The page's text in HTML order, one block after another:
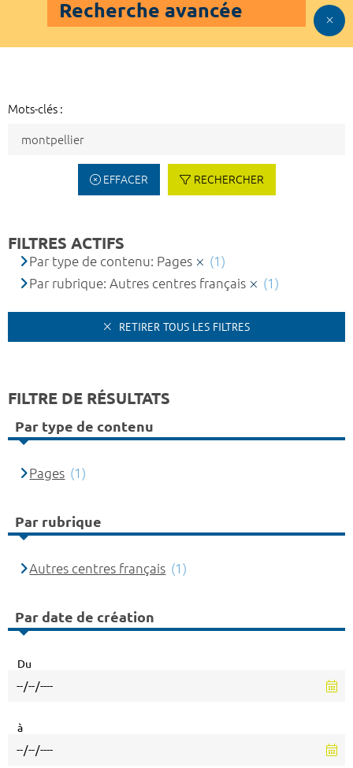
Recherche avancée
Mots-clés :
EFFACER RECHERCHER
FILTRES ACTIFS
Par type de contenu: Pages
(1)
Par rubrique: Autres centres français
(1)
RETIRER TOUS LES FILTRES
FILTRE DE RÉSULTATS
Par type de contenu
Pages (1)
Par rubrique
Autres centres français (1)
Par date de création
Du
à